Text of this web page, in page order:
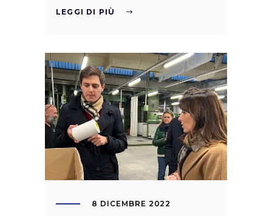
LEGGI DI PIÙ
8 DICEMBRE 2022